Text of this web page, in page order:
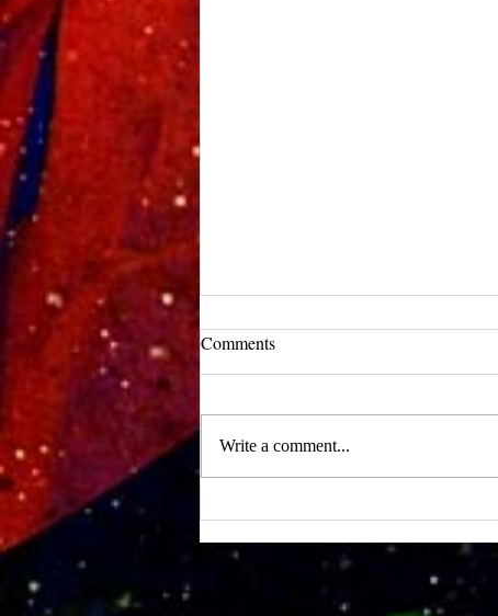
UCLA Newsroom: Top Stories
UCLA’s top science news stories of
the year! 📷 UCLA College often...
Comments
Write a comment...